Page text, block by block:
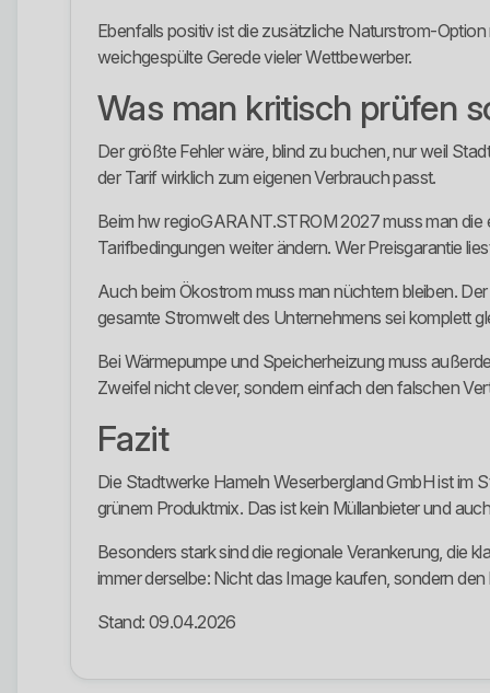
Ebenfalls positiv ist die zusätzliche Naturstrom-
weichgespülte Gerede vieler Wettbewerber.
Was man kritisch prüfen
Der größte Fehler wäre, blind zu buchen, nur weil
der Tarif wirklich zum eigenen Verbrauch passt.
Beim hw regioGARANT.STROM 2027 muss man die
Tarifbedingungen weiter ändern. Wer Preisgarantie
Auch beim Ökostrom muss man nüchtern bleiben.
gesamte Stromwelt des Unternehmens sei komplett
Bei Wärmepumpe und Speicherheizung muss
Zweifel nicht clever, sondern einfach den falschen
Fazit
Die Stadtwerke Hameln Weserbergland GmbH ist im
grünem Produktmix. Das ist kein Müllanbieter und
Besonders stark sind die regionale Verankerung, die
immer derselbe: Nicht das Image kaufen, sondern
Stand: 09.04.2026